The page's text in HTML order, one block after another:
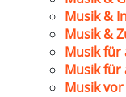
Musik &
Musik &
Musik für
Musik für
Musik